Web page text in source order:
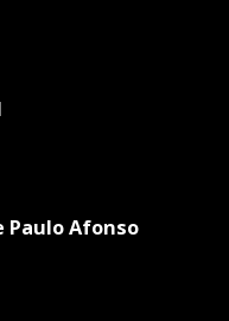
Paulo Afonso